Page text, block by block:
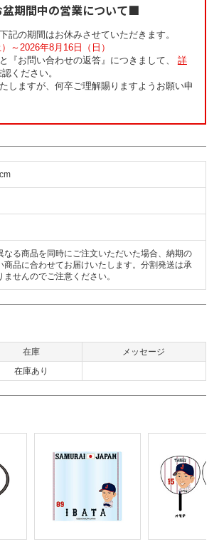
期間中の営業について■
記の期間はお休みさせていただきます。
～2026年8月16日（日）
『お問い合わせの返答』につきまして、 詳
ください。
しますが、何卒ご理解賜りますようお願い申
なる商品を同時にご注文いただいた場合、納期の
商品に合わせてお届けいたします。分割発送は承
ませんのでご注意ください。
在庫
メッセージ
在庫あり